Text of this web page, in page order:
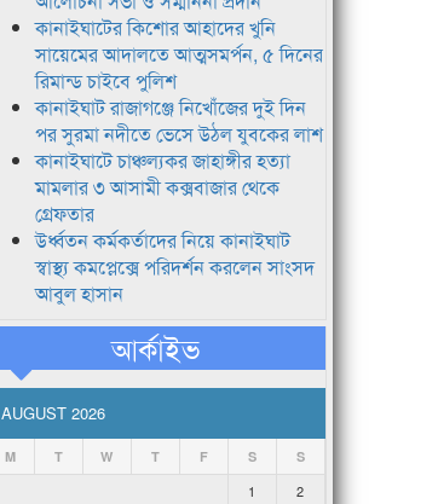
কানাইঘাটের কিশোর আহাদের খুনি
সায়েমের আদালতে আত্মসমর্পন, ৫ দিনের
রিমান্ড চাইবে পুলিশ
কানাইঘাট রাজাগঞ্জে নিখোঁজের দুই দিন
পর সুরমা নদীতে ভেসে উঠল যুবকের লাশ
কানাইঘাটে চাঞ্চল্যকর জাহাঙ্গীর হত্যা
মামলার ৩ আসামী কক্সবাজার থেকে
গ্রেফতার
উর্ধ্বতন কর্মকর্তাদের নিয়ে কানাইঘাট
স্বাস্থ্য কমপ্লেক্সে পরিদর্শন করলেন সাংসদ
আবুল হাসান
আর্কাইভ
AUGUST 2026
M T W T F S S
1
2